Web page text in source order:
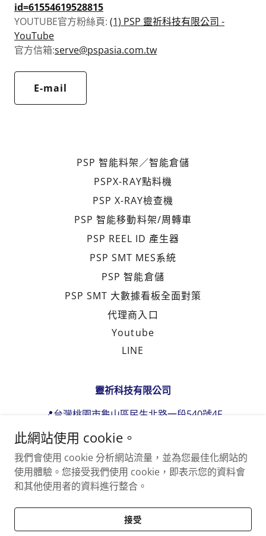
id=61554619528815
YOUTUBE官方粉絲頁: (1) PSP 靈祈科技有限公司 -
YouTube
官方信箱:serve@pspasia.com.tw
E-mail
PSP 智能料架／智能倉儲
PSPX-RAY點料機
PSP X-RAY檢查機
PSP 智能移動料架/周轉車
PSP REEL ID 產生器
PSP SMT MES系統
PSP 智能倉儲
PSP SMT 大數據看板全面對策
代理商入口
Youtube
LINE
靈祈科技有限公司
📍台灣桃園市龜山區民生北路一段540號4F
☎️03-3115408
Copyright © 2026 靈祈科技有限公司 — 保留所有權利。
此網站使用 cookie。
我們會使用 cookie 分析網站流量，並為您最佳化網站的
使用體驗。您接受我們使用 cookie，即表示您的資料會
和其他使用者的資料進行整合。
接受